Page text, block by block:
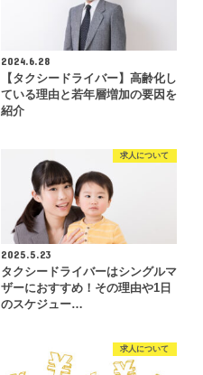
2024.6.28
【タクシードライバー】高齢化し
ている理由と若年層増加の要因を
紹介
求人について
2025.5.23
タクシードライバーはシングルマ
ザーにおすすめ！その理由や1日
のスケジュー…
求人について